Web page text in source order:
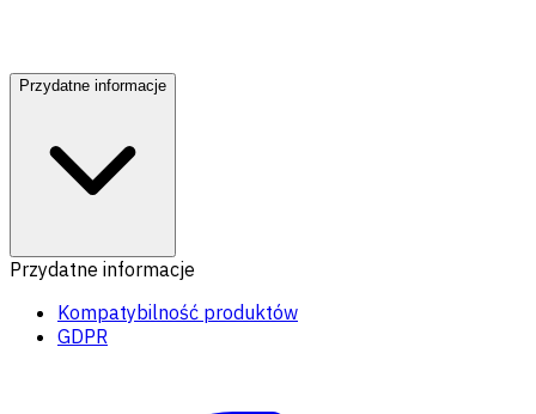
Przydatne informacje
Przydatne informacje
Kompatybilność produktów
GDPR